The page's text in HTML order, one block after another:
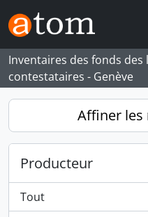
Skip to main content
Inventaires des fonds des
contestataires - Genève
Affiner les
Producteur
Tout